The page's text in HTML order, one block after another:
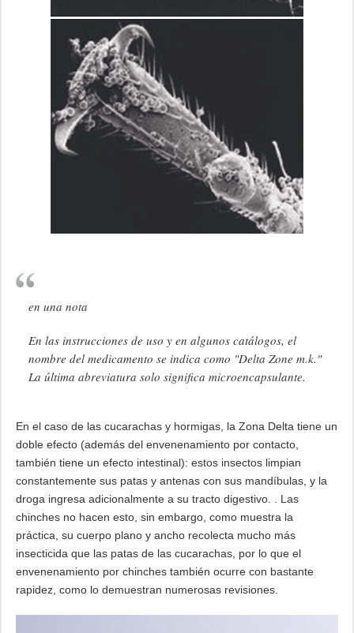
en una nota
En las instrucciones de uso y en algunos catálogos, el
nombre del medicamento se indica como "Delta Zone m.k."
La última abreviatura solo significa microencapsulante.
En el caso de las cucarachas y hormigas, la Zona Delta tiene un
doble efecto (además del envenenamiento por contacto,
también tiene un efecto intestinal): estos insectos limpian
constantemente sus patas y antenas con sus mandíbulas, y la
droga ingresa adicionalmente a su tracto digestivo. . Las
chinches no hacen esto, sin embargo, como muestra la
práctica, su cuerpo plano y ancho recolecta mucho más
insecticida que las patas de las cucarachas, por lo que el
envenenamiento por chinches también ocurre con bastante
rapidez, como lo demuestran numerosas revisiones.